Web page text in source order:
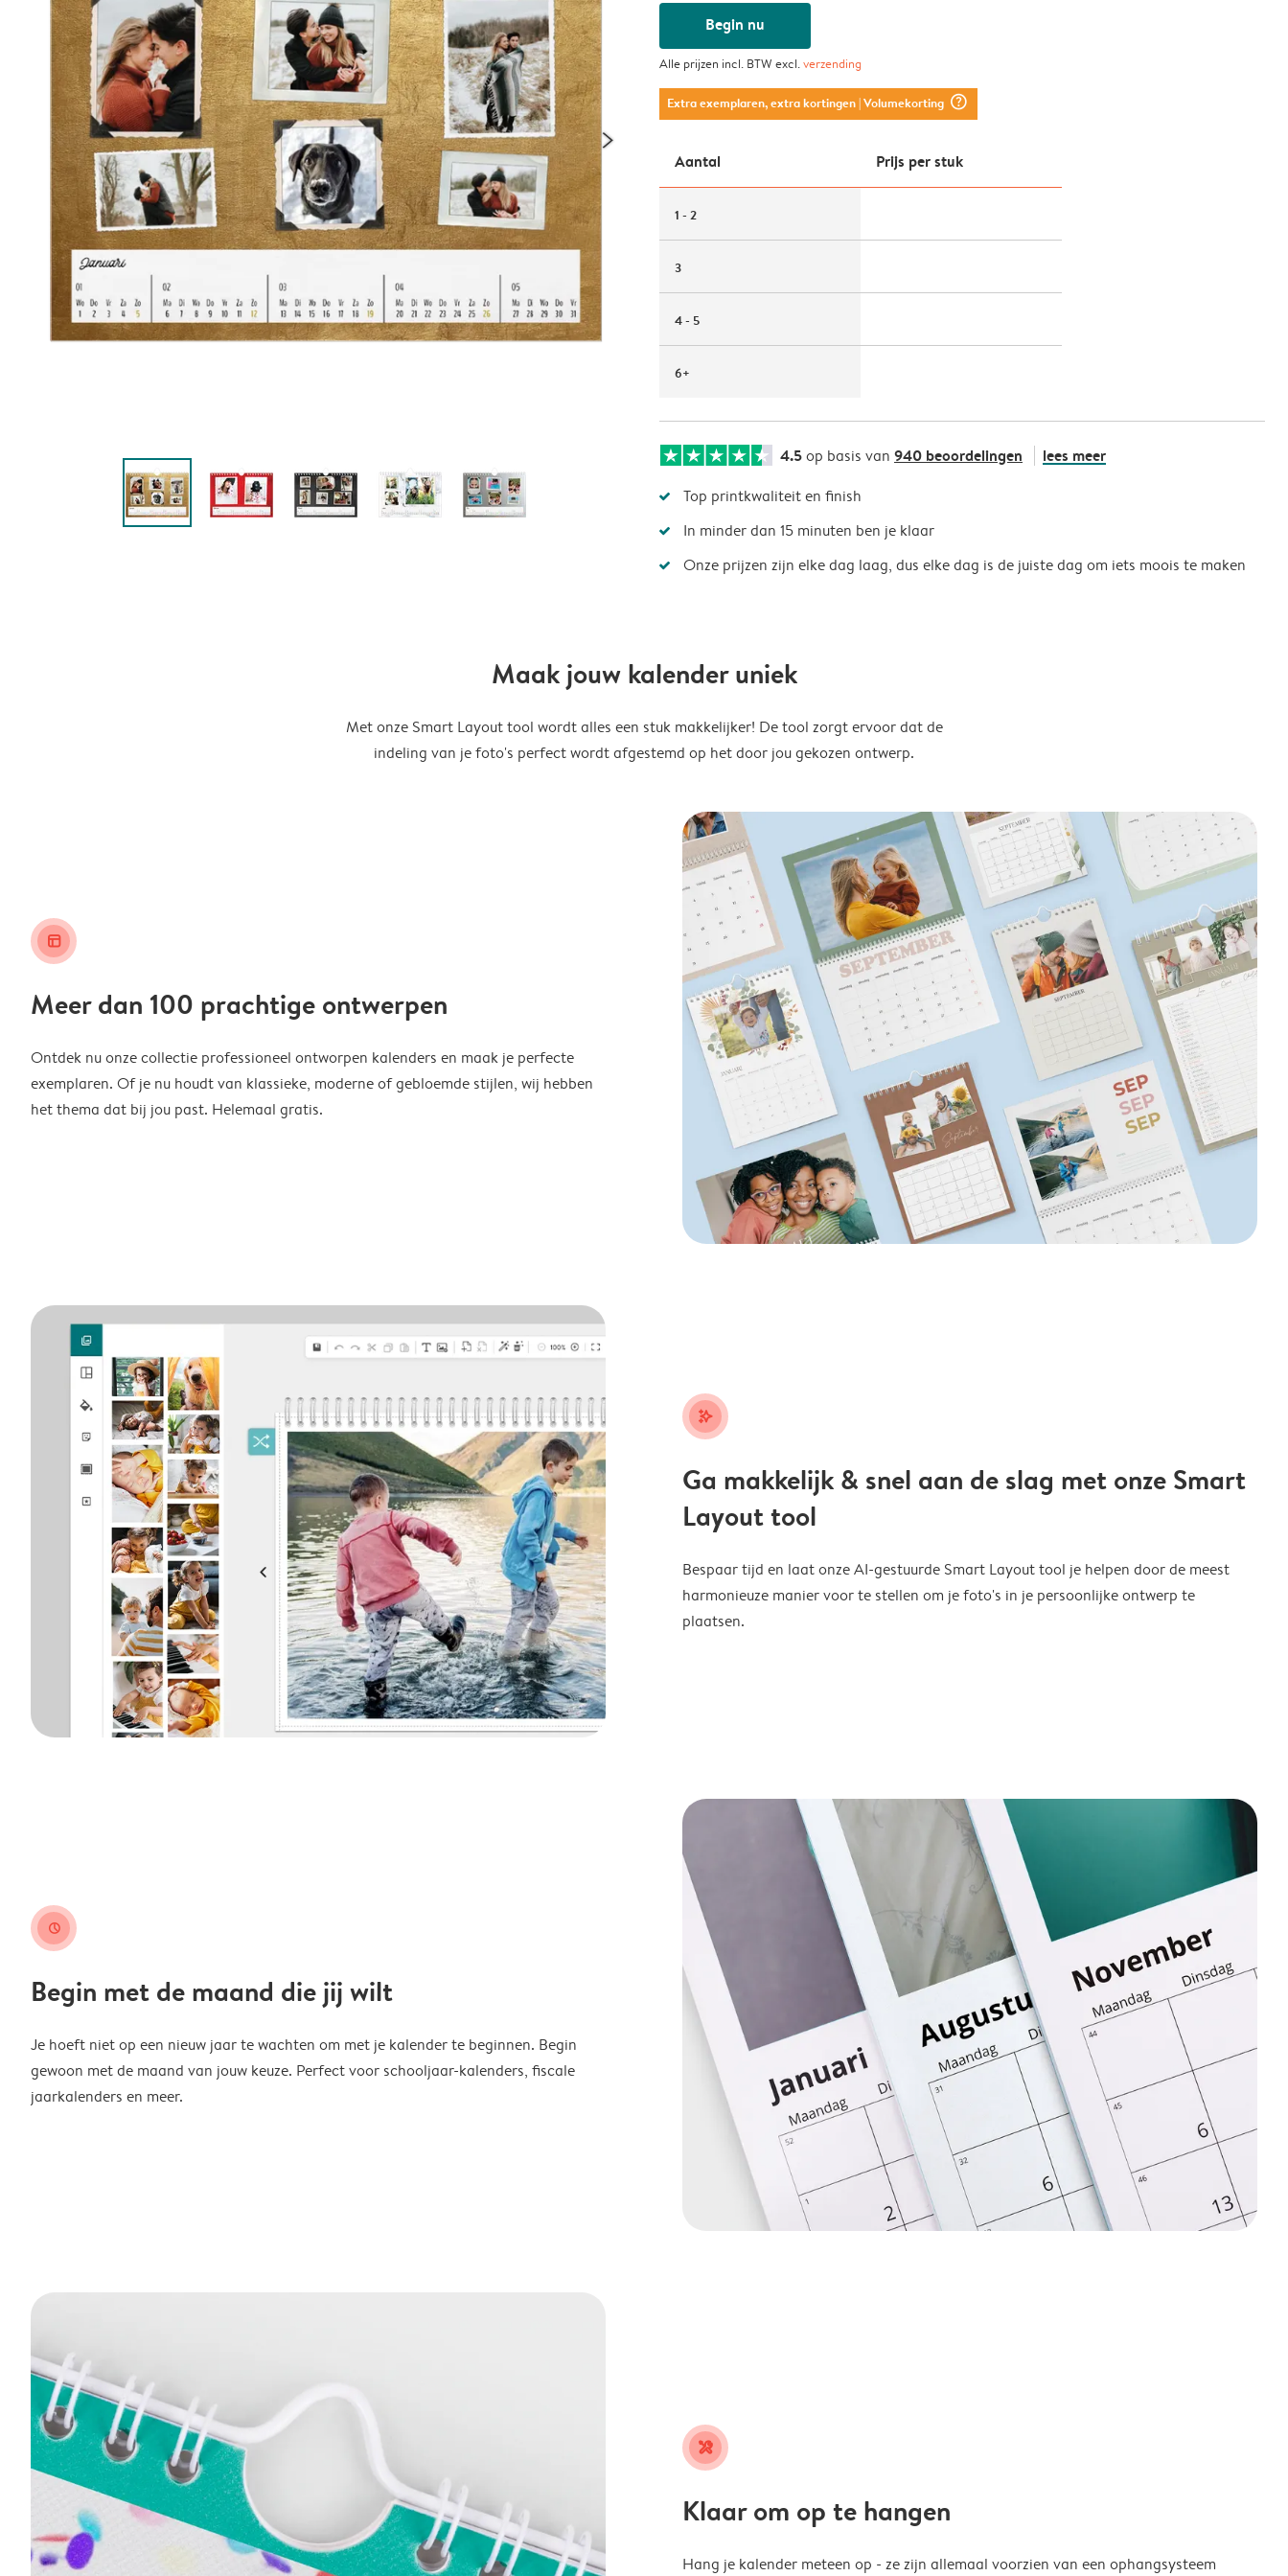
Begin nu
Alle prijzen incl. BTW excl.verzending
Extra exemplaren, extra kortingen| Volumekorting question_mark_circle
Aantal Prijs per stuk
1 - 2
3
4 - 5
6+
4.5op basis van 940 beoordelingen lees meer
Top printkwaliteit en finish
In minder dan 15 minuten ben je klaar
Onze prijzen zijn elke dag laag, dus elke dag is de juiste dag om iets moois te maken
Maak jouw kalender uniek
Met onze Smart Layout tool wordt alles een stuk makkelijker! De tool zorgt ervoor dat de
indeling van je foto's perfect wordt afgestemd op het door jou gekozen ontwerp.
layout_alt
Meer dan 100 prachtige ontwerpen
Ontdek nu onze collectie professioneel ontworpen kalenders en maak je perfecte
exemplaren. Of je nu houdt van klassieke, moderne of gebloemde stijlen, wij hebben
het thema dat bij jou past. Helemaal gratis.
stars_plus
Ga makkelijk & snel aan de slag met onze Smart
Layout tool
Bespaar tijd en laat onze AI-gestuurde Smart Layout tool je helpen door de meest
harmonieuze manier voor te stellen om je foto's in je persoonlijke ontwerp te
plaatsen.
clock
Begin met de maand die jij wilt
Je hoeft niet op een nieuw jaar te wachten om met je kalender te beginnen. Begin
gewoon met de maand van jouw keuze. Perfect voor schooljaar-kalenders, fiscale
jaarkalenders en meer.
tools
Klaar om op te hangen
Hang je kalender meteen op - ze zijn allemaal voorzien van een ophangsysteem